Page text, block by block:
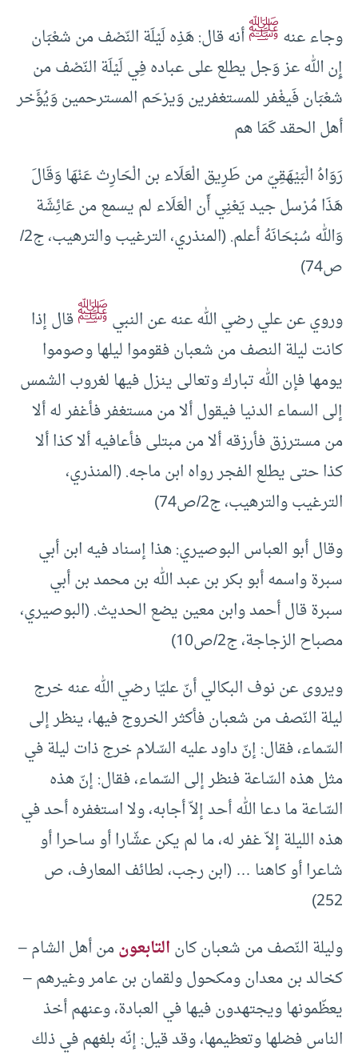
وجاء عنهﷺأنه قال: هَذِه لَيْلَة النّصْف من ‌شعْبَان
إِن الله عز وَجل يطلع على عباده فِي لَيْلَة النّصْف من
‌شعْبَان فَيغْفر للمستغفرين وَيرْحَم المسترحمين وَيُؤَخر
أهل الحقد كَمَا هم
رَوَاهُ الْبَيْهَقِيّ من طَرِيق الْعَلَاء بن الْحَارِث عَنْهَا وَقَالَ
هَذَا مُرْسل جيد يَعْنِي أَن الْعَلَاء لم يسمع من عَائِشَة
وَالله سُبْحَانَهُ أعلم. (المنذري، الترغيب والترهيب، ج2/
ص74)
وروي عن علي رضي الله عنه عن النبيﷺقال إذا
كانت ليلة النصف من ‌شعبان فقوموا ليلها وصوموا
يومها فإن الله تبارك وتعالى ينزل فيها لغروب الشمس
إلى السماء الدنيا فيقول ألا من مستغفر فأغفر له ألا
من مسترزق فأرزقه ألا من مبتلى فأعافيه ألا كذا ألا
كذا حتى يطلع الفجر رواه ابن ماجه. (المنذري،
الترغيب والترهيب، ج2/ص74)
وقال أبو العباس البوصيري: هذا إسناد فيه ابن أبي
سبرة واسمه أبو بكر بن عبد الله بن محمد بن أبي
سبرة قال أحمد وابن معين يضع الحديث. (البوصيري،
مصباح الزجاجة، ج2/ص10)
ويروى عن نوف البكالي أنّ عليّا رضي الله عنه خرج
ليلة النّصف من شعبان فأكثر الخروج فيها، ينظر إلى
السّماء، فقال: إنّ داود عليه السّلام خرج ذات ليلة في
مثل هذه السّاعة فنظر إلى السّماء، فقال: إنّ هذه
السّاعة ما دعا الله أحد إلاّ أجابه، ولا استغفره أحد في
هذه الليلة إلاّ غفر له، ما لم يكن عشّارا أو ساحرا أو
شاعرا أو كاهنا … (ابن رجب، لطائف المعارف، ص
252)
وليلة النّصف من شعبان كانالتابعونمن أهل الشام –
كخالد بن معدان ومكحول ولقمان بن عامر وغيرهم –
يعظّمونها ويجتهدون فيها في العبادة، وعنهم أخذ
الناس فضلها وتعظيمها، وقد قيل: إنّه بلغهم في ذلك